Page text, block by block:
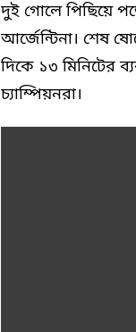
দুই গোলে পিছিয়ে
আর্জেন্টিনা। শেষ
দিকে ১৩ মিনিটের
চ্যাম্পিয়নরা।